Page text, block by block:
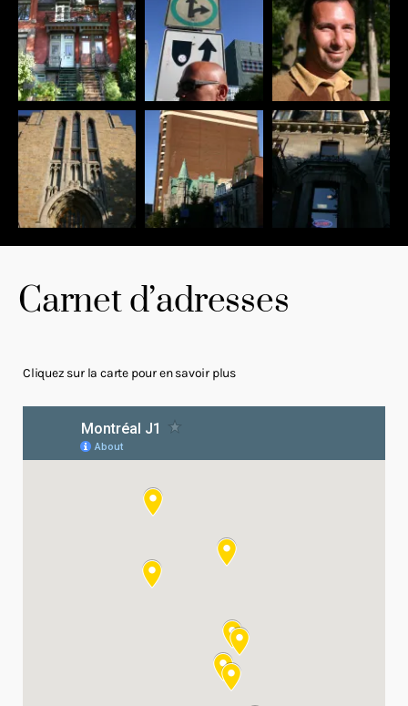
Carnet d’adresses
Cliquez sur la carte pour en savoir plus